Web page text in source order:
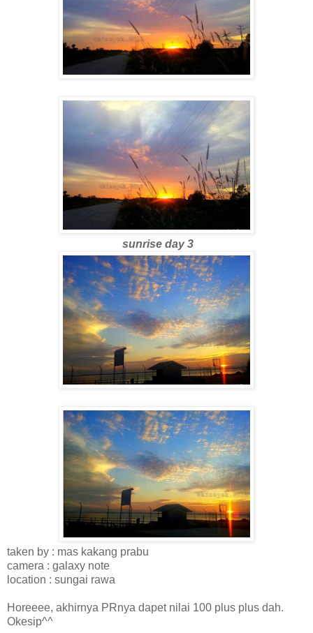
sunrise day 3
taken by : mas kakang prabu
camera : galaxy note
location : sungai rawa
Horeeee, akhirnya PRnya dapet nilai 100 plus plus dah.
Okesip^^